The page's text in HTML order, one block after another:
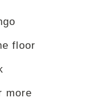
floor
more